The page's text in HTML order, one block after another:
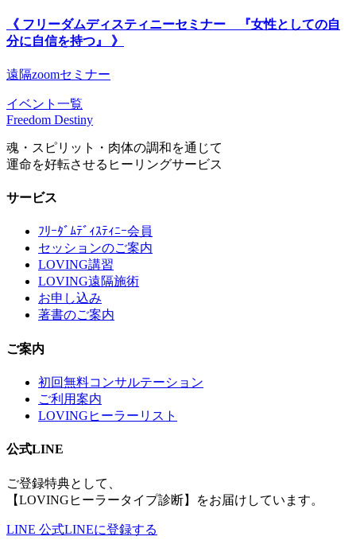
《 フリーダムディスティニーセミナー 『女性としての自
分に自信を持つ』 》
遠隔zoomセミナー
イベント一覧
Freedom Destiny
魂・スピリット・肉体の調和を通じて
運命を好転させるヒーリングサービス
サービス
ﾌﾘｰﾀﾞﾑﾃﾞｨｽﾃｨﾆｰ会員
セッションのご案内
LOVING講習
LOVING遠隔施術
お申し込み
著書のご案内
ご案内
初回無料コンサルテーション
ご利用案内
LOVINGヒーラーリスト
公式LINE
ご登録特典として、
【LOVINGヒーラータイプ診断】をお届けしています。
LINE 公式LINEに登録する